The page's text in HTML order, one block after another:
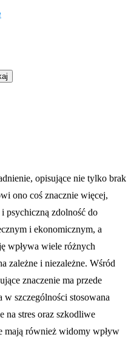
opisujące nie tylko brak
ono coś znacznie więcej,
psychiczną zdolność do
i ekonomicznym, a
wpływa wiele różnych
zależne i niezależne. Wśród
znaczenie ma przede
szczególności stosowana
na stres oraz szkodliwe
mają również widomy wpływ